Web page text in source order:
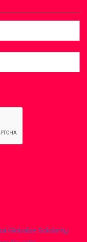
Globalize Solidarity